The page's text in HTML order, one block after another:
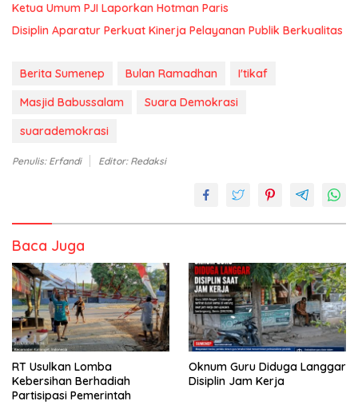
Ketua Umum PJI Laporkan Hotman Paris
Disiplin Aparatur Perkuat Kinerja Pelayanan Publik Berkualitas
Berita Sumenep Bulan Ramadhan
I'tikaf
Masjid Babussalam
Suara Demokrasi
suarademokrasi
Penulis: Erfandi Editor: Redaksi
Baca Juga
RT Usulkan Lomba
Kebersihan Berhadiah
Partisipasi Pemerintah
Oknum Guru Diduga Langgar
Disiplin Jam Kerja